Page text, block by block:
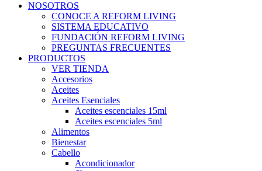
NOSOTROS
CONOCE A REFORM LIVING
SISTEMA EDUCATIVO
FUNDACIÓN REFORM LIVING
PREGUNTAS FRECUENTES
PRODUCTOS
VER TIENDA
Accesorios
Aceites
Aceites Esenciales
Aceites escenciales 15ml
Aceites escenciales 5ml
Alimentos
Bienestar
Cabello
Acondicionador